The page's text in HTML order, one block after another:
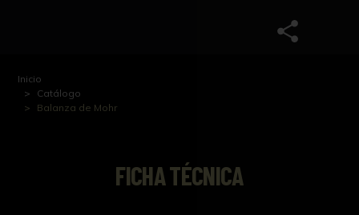
Inicio
Catálogo
Balanza de Mohr
FICHA TÉCNICA